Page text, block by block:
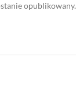
opublikowany.